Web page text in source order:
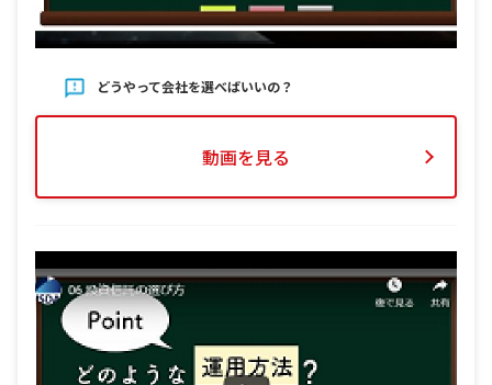
どうやって会社を選べばいいの？
動画を見る